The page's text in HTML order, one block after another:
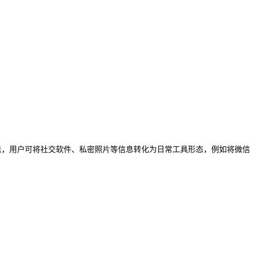
用户可将社交软件、私密照片等信息转化为日常工具形态，例如将微信